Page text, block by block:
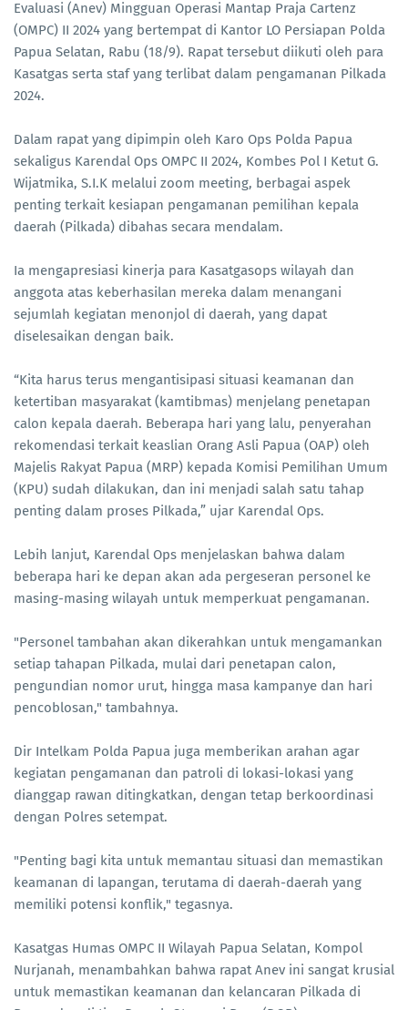
Evaluasi (Anev) Mingguan Operasi Mantap Praja Cartenz
(OMPC) II 2024 yang bertempat di Kantor LO Persiapan Polda
Papua Selatan, Rabu (18/9). Rapat tersebut diikuti oleh para
Kasatgas serta staf yang terlibat dalam pengamanan Pilkada
2024.
Dalam rapat yang dipimpin oleh Karo Ops Polda Papua
sekaligus Karendal Ops OMPC II 2024, Kombes Pol I Ketut G.
Wijatmika, S.I.K melalui zoom meeting, berbagai aspek
penting terkait kesiapan pengamanan pemilihan kepala
daerah (Pilkada) dibahas secara mendalam.
Ia mengapresiasi kinerja para Kasatgasops wilayah dan
anggota atas keberhasilan mereka dalam menangani
sejumlah kegiatan menonjol di daerah, yang dapat
diselesaikan dengan baik.
“Kita harus terus mengantisipasi situasi keamanan dan
ketertiban masyarakat (kamtibmas) menjelang penetapan
calon kepala daerah. Beberapa hari yang lalu, penyerahan
rekomendasi terkait keaslian Orang Asli Papua (OAP) oleh
Majelis Rakyat Papua (MRP) kepada Komisi Pemilihan Umum
(KPU) sudah dilakukan, dan ini menjadi salah satu tahap
penting dalam proses Pilkada,” ujar Karendal Ops.
Lebih lanjut, Karendal Ops menjelaskan bahwa dalam
beberapa hari ke depan akan ada pergeseran personel ke
masing-masing wilayah untuk memperkuat pengamanan.
"Personel tambahan akan dikerahkan untuk mengamankan
setiap tahapan Pilkada, mulai dari penetapan calon,
pengundian nomor urut, hingga masa kampanye dan hari
pencoblosan," tambahnya.
Dir Intelkam Polda Papua juga memberikan arahan agar
kegiatan pengamanan dan patroli di lokasi-lokasi yang
dianggap rawan ditingkatkan, dengan tetap berkoordinasi
dengan Polres setempat.
"Penting bagi kita untuk memantau situasi dan memastikan
keamanan di lapangan, terutama di daerah-daerah yang
memiliki potensi konflik," tegasnya.
Kasatgas Humas OMPC II Wilayah Papua Selatan, Kompol
Nurjanah, menambahkan bahwa rapat Anev ini sangat krusial
untuk memastikan keamanan dan kelancaran Pilkada di